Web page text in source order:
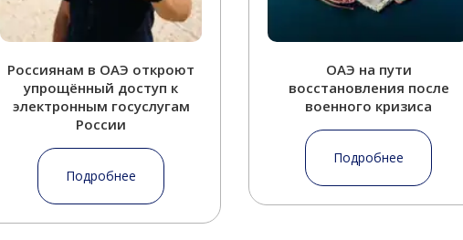
Россиянам в ОАЭ откроют
упрощённый доступ к
электронным госуслугам
России
Подробнее
ОАЭ на пути
восстановления после
военного кризиса
Подробнее